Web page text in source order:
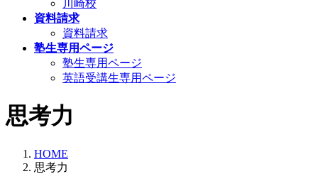
川崎校
資料請求
資料請求
塾生専用ページ
塾生専用ページ
英語受講生専用ページ
思考力
HOME
思考力